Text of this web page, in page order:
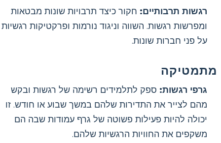
רגשות תרבותיים: חקור כיצד תרבויות שונות מבטאות
ומפרשות רגשות. השווה וניגוד נורמות ופרקטיקות רגשיות
על פני חברות שונות.
מתמטיקה
גרפי רגשות: ספק לתלמידים רשימה של רגשות ובקש
מהם לצייר את התדירות שלהם במשך שבוע או חודש. זו
יכולה להיות פעילות פשוטה של ​​גרף עמודות שבה הם
משקפים את החוויות הרגשיות שלהם.